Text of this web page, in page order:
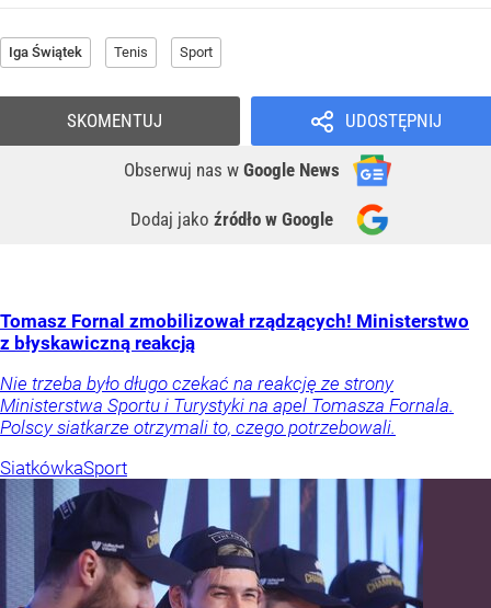
Iga Świątek Tenis Sport
UDOSTĘPNIJ
Obserwuj nas w Google News
Dodaj jako źródło w Google
SKOMENTUJ
Tomasz Fornal zmobilizował rządzących! Ministerstwo
z błyskawiczną reakcją
Nie trzeba było długo czekać na reakcję ze strony
Ministerstwa Sportu i Turystyki na apel Tomasza Fornala.
Polscy siatkarze otrzymali to, czego potrzebowali.
SiatkówkaSport